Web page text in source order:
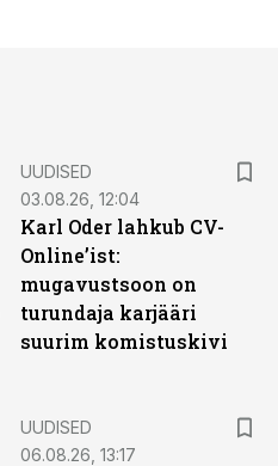
UUDISED
03.08.26, 12:04
Karl Oder lahkub CV-
Online’ist:
mugavustsoon on
turundaja karjääri
suurim komistuskivi
UUDISED
06.08.26, 13:17